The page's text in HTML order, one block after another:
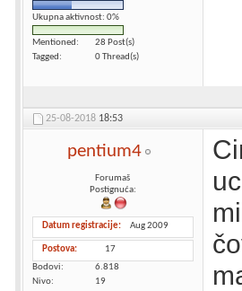
Ukupna aktivnost: 0%
Mentioned
28 Post(s)
Tagged
0 Thread(s)
25-08-2018 18:53
pentium4
Forumaš
Postignuća:
Datum registracije Aug 2009
Postova
17
Bodovi
6.818
Nivo
19